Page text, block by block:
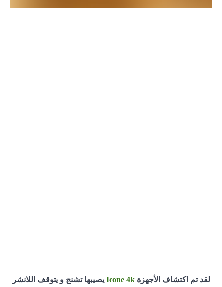
لقد تم اكتشاف الأجهزة Icone 4k يصيبها تشنج و يتوقف اللانشر